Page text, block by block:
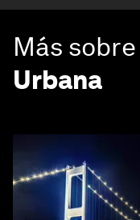
Más sobre
Urbana